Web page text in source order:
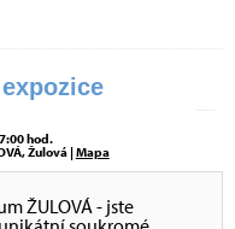
hod.
Žulová |Mapa
ŽULOVÁ - jste